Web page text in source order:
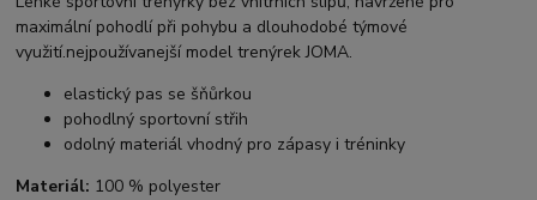
maximální pohodlí při pohybu a dlouhodobé týmové
využití.nejpoužívanejší model trenýrek JOMA.
elastický pas se šňůrkou
pohodlný sportovní střih
odolný materiál vhodný pro zápasy i tréninky
Materiál: 100 % polyester